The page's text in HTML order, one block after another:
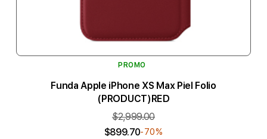
PROMO
Funda Apple iPhone XS Max Piel Folio
(PRODUCT)RED
$2,999.00
$899.70-70%